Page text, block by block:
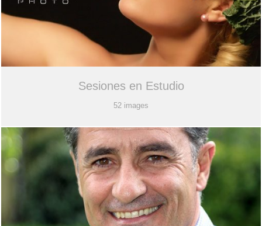
Sesiones en Estudio
52 images